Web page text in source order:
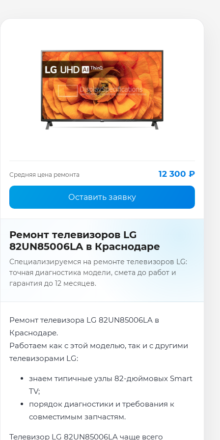
Средняя цена ремонта 12 300 ₽
Оставить заявку
Ремонт телевизоров LG
82UN85006LA в Краснодаре
Специализируемся на ремонте телевизоров LG:
точная диагностика модели, смета до работ и
гарантия до 12 месяцев.
Ремонт телевизора LG 82UN85006LA в
Краснодаре.
Работаем как с этой моделью, так и с другими
телевизорами LG:
знаем типичные узлы 82-дюймовых Smart
TV;
порядок диагностики и требования к
совместимым запчастям.
Телевизор LG 82UN85006LA чаще всего